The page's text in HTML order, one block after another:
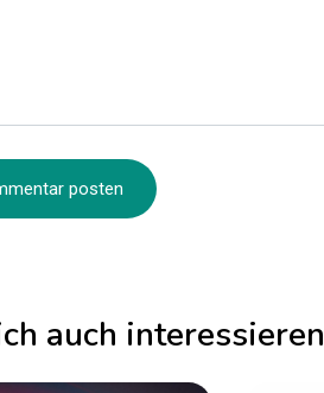
auch interessieren